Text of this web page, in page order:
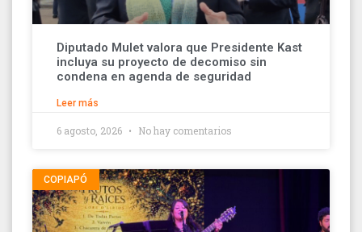
Diputado Mulet valora que Presidente Kast
incluya su proyecto de decomiso sin
condena en agenda de seguridad
Leer más
6 agosto, 2026 No hay comentarios
COPIAPÓ